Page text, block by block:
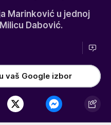
Marinković u jednoj
Dabović.
vaš Google izbor